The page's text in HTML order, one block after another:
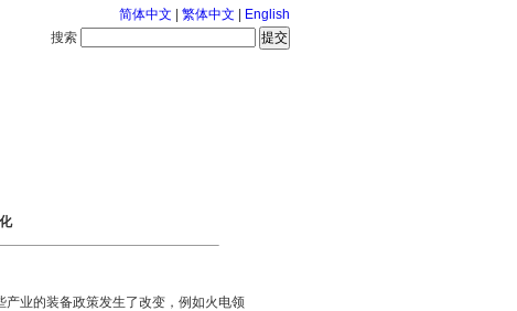
简体中文 繁体中文
English
搜索
业的装备政策发生了改变，例如火电领